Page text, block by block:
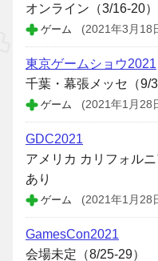
オンライン（3/16-20）
ゲーム (2021年3月18
東京ゲームショウ2021
千葉・幕張メッセ（9/
ゲーム (2021年1月28
GDC2021
アメリカ カリフォル
あり
ゲーム (2021年1月28
GamesCon2021
会場未定（8/25-29）